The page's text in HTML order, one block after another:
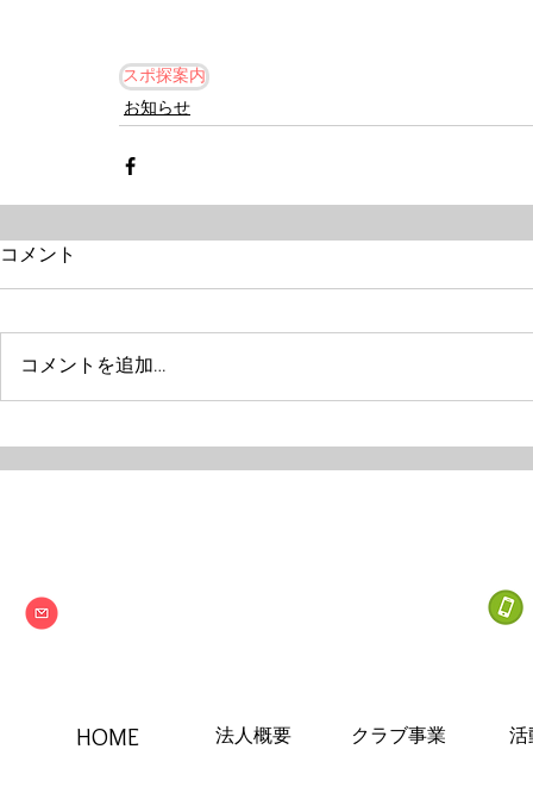
スポ探案内
お知らせ
コメント
コメントを追加…
HOME 法人概要 クラブ事業 活